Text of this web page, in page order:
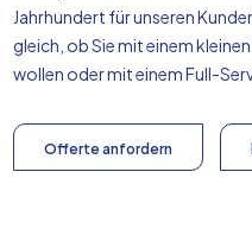
Jahrhundert für unseren
gleich, ob Sie mit einem
wollen oder mit einem Full-
Offerte anfordern